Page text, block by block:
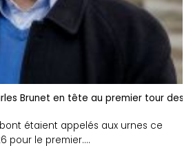
Brunet en tête au premier tour des
étaient appelés aux urnes ce
pour le premier....